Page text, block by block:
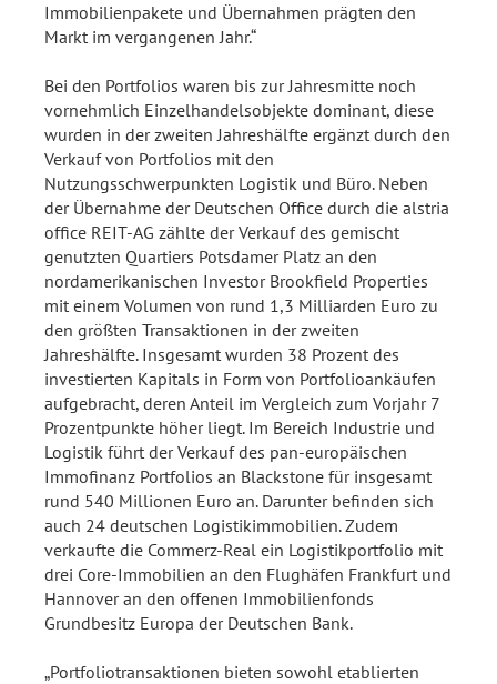
Immobilienpakete und Übernahmen prägten den
Markt im vergangenen Jahr.“
Bei den Portfolios waren bis zur Jahresmitte noch
vornehmlich Einzelhandelsobjekte dominant, diese
wurden in der zweiten Jahreshälfte ergänzt durch den
Verkauf von Portfolios mit den
Nutzungsschwerpunkten Logistik und Büro. Neben
der Übernahme der Deutschen Office durch die alstria
office REIT-AG zählte der Verkauf des gemischt
genutzten Quartiers Potsdamer Platz an den
nordamerikanischen Investor Brookfield Properties
mit einem Volumen von rund 1,3 Milliarden Euro zu
den größten Transaktionen in der zweiten
Jahreshälfte. Insgesamt wurden 38 Prozent des
investierten Kapitals in Form von Portfolioankäufen
aufgebracht, deren Anteil im Vergleich zum Vorjahr 7
Prozentpunkte höher liegt. Im Bereich Industrie und
Logistik führt der Verkauf des pan-europäischen
Immofinanz Portfolios an Blackstone für insgesamt
rund 540 Millionen Euro an. Darunter befinden sich
auch 24 deutschen Logistikimmobilien. Zudem
verkaufte die Commerz-Real ein Logistikportfolio mit
drei Core-Immobilien an den Flughäfen Frankfurt und
Hannover an den offenen Immobilienfonds
Grundbesitz Europa der Deutschen Bank.
„Portfoliotransaktionen bieten sowohl etablierten